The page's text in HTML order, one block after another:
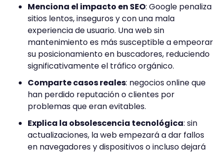
Menciona el impacto en SEO: Google penaliza
sitios lentos, inseguros y con una mala
experiencia de usuario. Una web sin
mantenimiento es más susceptible a empeorar
su posicionamiento en buscadores, reduciendo
significativamente el tráfico orgánico.
Comparte casos reales: negocios online que
han perdido reputación o clientes por
problemas que eran evitables.
Explica la obsolescencia tecnológica: sin
actualizaciones, la web empezará a dar fallos
en navegadores y dispositivos o incluso dejará